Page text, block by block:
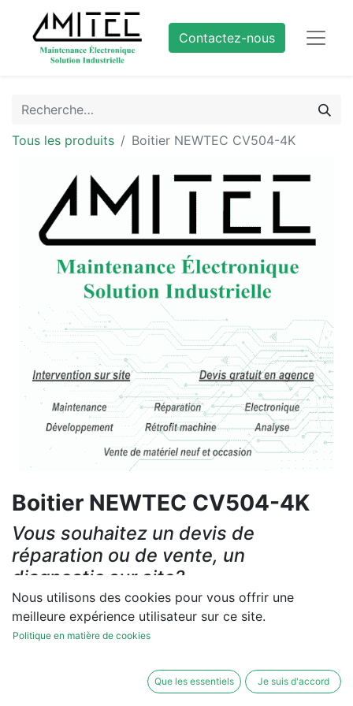
Contactez-nous
Tous les produits Boitier NEWTEC CV504-4K
Boitier NEWTEC CV504-4K
Vous souhaitez un devis de
réparation ou de vente, un
diagnostic sur site?
Contactez-nous
Les réparations et les ventes sont garanties
Nous utilisons des cookies pour vous offrir une
meilleure expérience utilisateur sur ce site.
Politique en matière de cookies
Que les essentiels Je suis d'accord